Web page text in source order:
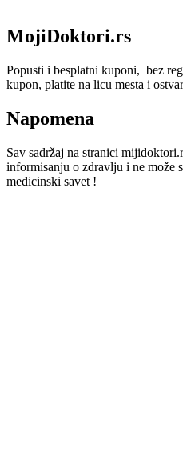
MojiDoktori.rs
Popusti i besplatni kuponi, bez
kupon, platite na licu mesta i
Napomena
Sav sadržaj na stranici
informisanju o zdravlju i ne može
medicinski savet !